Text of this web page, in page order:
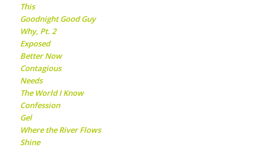
This
Goodnight Good Guy
Why, Pt. 2
Exposed
Better Now
Contagious
Needs
The World I Know
Confession
Gel
Where the River Flows
Shine